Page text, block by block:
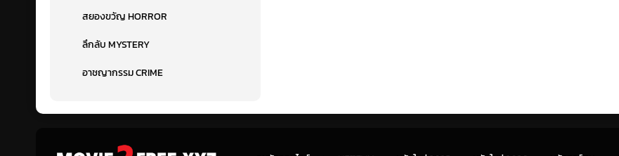
สยองขวัญ HORROR
ลึกลับ MYSTERY
อาชญากรรม CRIME